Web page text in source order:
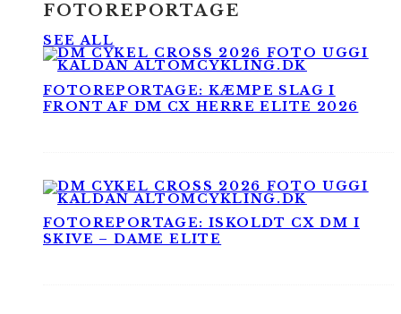
FOTOREPORTAGE
SEE ALL
FOTOREPORTAGE: KÆMPE SLAG I
FRONT AF DM CX HERRE ELITE 2026
FOTOREPORTAGE: ISKOLDT CX DM I
SKIVE – DAME ELITE